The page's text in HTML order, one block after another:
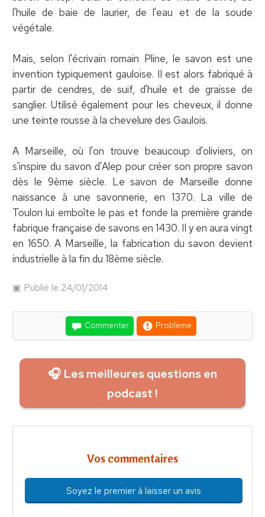
l'huile de baie de laurier, de l'eau et de la soude
végétale.
Mais, selon l'écrivain romain Pline, le savon est une
invention typiquement gauloise. Il est alors fabriqué à
partir de cendres, de suif, d'huile et de graisse de
sanglier. Utilisé également pour les cheveux, il donne
une teinte rousse à la chevelure des Gaulois.
A Marseille, où l'on trouve beaucoup d'oliviers, on
s'inspire du savon d'Alep pour créer son propre savon
dès le 9ème siècle. Le savon de Marseille donne
naissance à une savonnerie, en 1370. La ville de
Toulon lui emboîte le pas et fonde la première grande
fabrique française de savons en 1430. Il y en aura vingt
en 1650. A Marseille, la fabrication du savon devient
industrielle à la fin du 18ème siècle.
Publié le 24/01/2014
Commenter Problème
🎧 Les meilleures questions en
podcast !
Vos commentaires
Soyez le premier à laisser un avis